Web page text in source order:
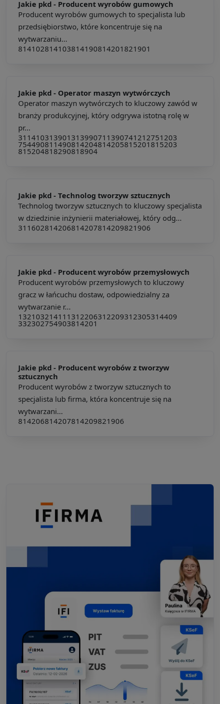
Jakie pkd - Producent wyrobów gumowych
Producent wyrobów gumowych to specjalista lub
przedsiębiorstwo, które koncentruje się na
wytwarzaniu...
814102814103814190814201821901
Jakie pkd - Operator maszyn wytwórczych
Operator maszyn wytwórczych to kluczowy zawód w
branży produkcyjnej, który odgrywa istotną rolę w
pr...
311410313901313990711390741212751203
754490811490814204814205815201815203
815204818290818904
Jakie pkd - Technolog tworzyw sztucznych
Technolog tworzyw sztucznych to kluczowy specjalista
w dziedzinie inżynierii materiałowej, który odg...
311602814206814207814209821906
Jakie pkd - Producent wyrobów przemysłowych
Producent wyrobów przemysłowych to kluczowy
gracz w łańcuchu dostaw, odpowiedzialny za
wytwarzanie r...
132103214111312206312209312305314409
332302754903814201
Jakie pkd - Producent wyrobów z tworzyw
sztucznych
Producent wyrobów z tworzyw sztucznych to
specjalista lub firma, która koncentruje się na
wytwarzani...
814206814207814209821906